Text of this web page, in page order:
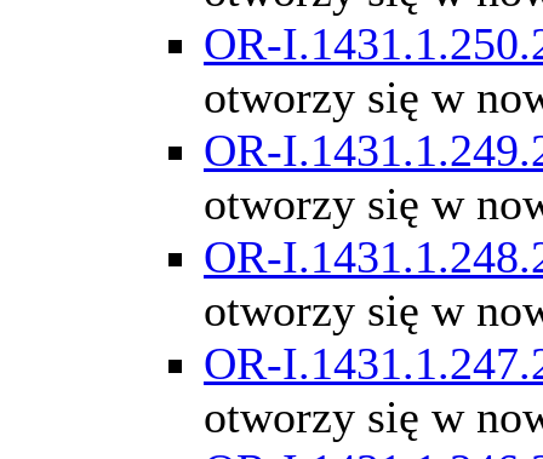
OR-
otworzy się w
OR-
otworzy się w
OR-
otworzy się w
OR-
otworzy się w